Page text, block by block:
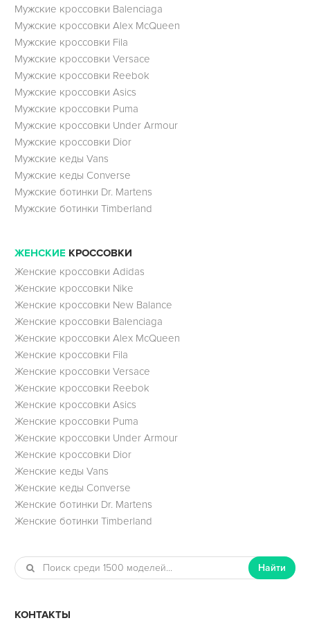
Мужские кроссовки Balenciaga
Мужские кроссовки Alex McQueen
Мужские кроссовки Fila
Мужские кроссовки Versace
Мужские кроссовки Reebok
Мужские кроссовки Asics
Мужские кроссовки Puma
Мужские кроссовки Under Armour
Мужские кроссовки Dior
Мужские кеды Vans
Мужские кеды Converse
Мужские ботинки Dr. Martens
Мужские ботинки Timberland
ЖЕНСКИЕ КРОССОВКИ
Женские кроссовки Adidas
Женские кроссовки Nike
Женские кроссовки New Balance
Женские кроссовки Balenciaga
Женские кроссовки Alex McQueen
Женские кроссовки Fila
Женские кроссовки Versace
Женские кроссовки Reebok
Женские кроссовки Asics
Женские кроссовки Puma
Женские кроссовки Under Armour
Женские кроссовки Dior
Женские кеды Vans
Женские кеды Converse
Женские ботинки Dr. Martens
Женские ботинки Timberland
Найти
КОНТАКТЫ